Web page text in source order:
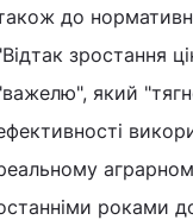
до
зростання
який
роками